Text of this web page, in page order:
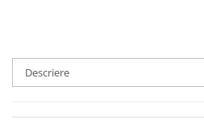
Descriere